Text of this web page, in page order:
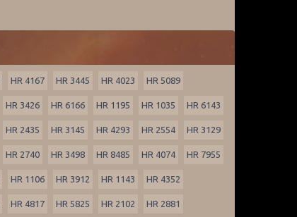
HR 4167 HR 3445 HR 4023 HR 5089
HR 3426 HR 6166 HR 1195 HR 1035 HR 6143
HR 2435 HR 3145 HR 4293 HR 2554 HR 3129
HR 2740 HR 3498 HR 8485 HR 4074 HR 7955
HR 1106 HR 3912 HR 1143 HR 4352
HR 4817 HR 5825 HR 2102 HR 2881